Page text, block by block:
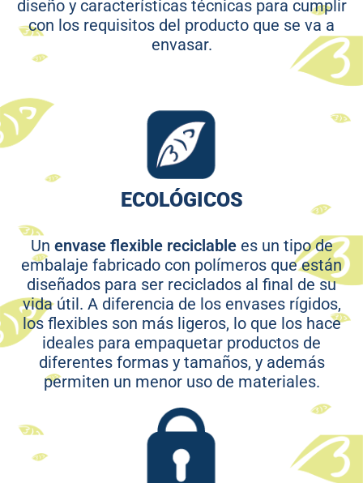
diseño y características técnicas para cumplir
con los requisitos del producto que se va a
envasar.
ECOLÓGICOS
Un envase flexible reciclablees un tipo de
embalaje fabricado con polímeros que están
diseñados para ser reciclados al final de su
vida útil. A diferencia de los envases rígidos,
los flexibles son más ligeros, lo que los hace
ideales para empaquetar productos de
diferentes formas y tamaños, y además
permiten un menor uso de materiales.